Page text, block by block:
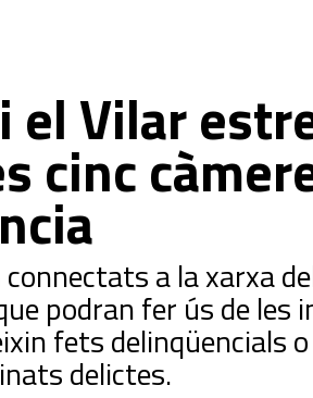
el Vilar
cinc
a la xarxa
podran fer ús de les
fets delinqüencials
delictes.